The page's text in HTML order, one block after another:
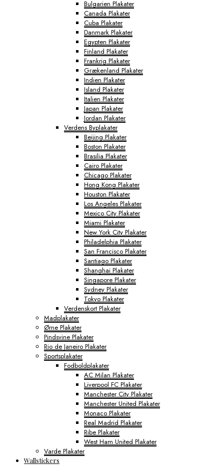
Bulgarien Plakater
Canada Plakater
Cuba Plakater
Danmark Plakater
Egypten Plakater
Finland Plakater
Frankrig Plakater
Grækenland Plakater
Indien Plakater
Island Plakater
Italien Plakater
Japan Plakater
Jordan Plakater
Verdens Byplakater
Beijing Plakater
Boston Plakater
Brasilia Plakater
Cairo Plakater
Chicago Plakater
Hong Kong Plakater
Houston Plakater
Los Angeles Plakater
Mexico City Plakater
Miami Plakater
New York City Plakater
Philadelphia Plakater
San Francisco Plakater
Santiago Plakater
Shanghai Plakater
Singapore Plakater
Sydney Plakater
Tokyo Plakater
Verdenskort Plakater
Madplakater
Ørne Plakater
Pindsvine Plakater
Rio de Janeiro Plakater
Sportsplakater
Fodboldplakater
AC Milan Plakater
Liverpool FC Plakater
Manchester City Plakater
Manchester United Plakater
Monaco Plakater
Real Madrid Plakater
Ribe Plakater
West Ham United Plakater
Varde Plakater
Wallstickers